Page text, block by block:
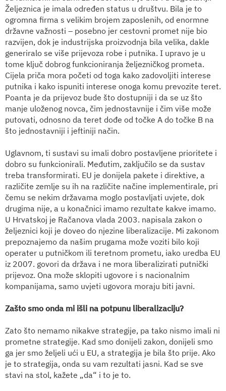
Željeznica je imala određen status u društvu. Bila je to
ogromna firma s velikim brojem zaposlenih, od enormne
državne važnosti – posebno jer cestovni promet nije bio
razvijen, dok je industrijska proizvodnja bila velika, dakle
generiralo se više prijevoza robe i putnika. I upravo je u
tome ključ dobrog funkcioniranja željezničkog prometa.
Cijela priča mora početi od toga kako zadovoljiti interese
putnika i kako ispuniti interese onoga komu prevozite teret.
Poanta je da prijevoz bude što dostupniji i da se uz što
manje uloženog novca, čim jednostavnije i čim više može
putovati, odnosno da teret dođe od točke A do točke B na
što jednostavniji i jeftiniji način.
Uglavnom, ti sustavi su imali dobro postavljene prioritete i
dobro su funkcionirali. Međutim, zaključilo se da sustav
treba transformirati. EU je donijela pakete i direktive, a
različite zemlje su ih na različite načine implementirale, pri
čemu se nekim državama moglo postavljati uvjete, dok
drugima nije, a u konačnici imamo rezultate kakve imamo.
U Hrvatskoj je Račanova vlada 2003. napisala zakon o
željeznici koji je doveo do njezine liberalizacije. Mi zakonom
prepoznajemo da našim prugama može voziti bilo koji
operater u putničkom ili teretnom prometu, iako uredba EU
iz 2007. govori da država i ne mora liberalizirati putnički
prijevoz. Ona može sklopiti ugovore i s nacionalnim
kompanijama, samo uvjeti ugovora moraju biti javni.
Zašto smo onda mi išli na potpunu liberalizaciju?
Zato što nemamo nikakve strategije, pa tako nismo imali ni
prometne strategije. Kad smo donijeli zakon, donijeli smo
ga jer smo željeli ući u EU, a strategija je bila što prije. Ako
je to strategija, onda su vam rezultati jasni. Kad se sve
stavi na stol, kažete „da“ i to je to.